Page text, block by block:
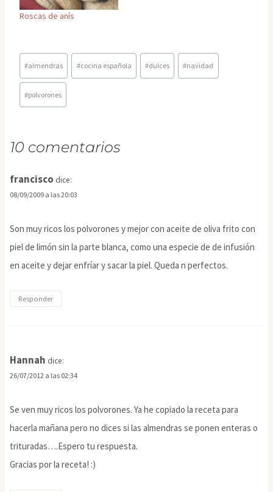
Roscas de anís
Etiquetas
de
la
#almendras #cocina española #dulces #navidad
#polvorones
10 comentarios
francisco dice:
08/09/2009 a las 20:03
Son muy ricos los polvorones y mejor con aceite de oliva frito con
piel de limón sin la parte blanca, como una especie de de infusión
en aceite y dejar enfríar y sacar la piel. Queda n perfectos.
Responder
Hannah dice:
26/07/2012 a las 02:34
Se ven muy ricos los polvorones. Ya he copiado la receta para
hacerla mañana pero no dices si las almendras se ponen enteras o
trituradas….Espero tu respuesta.
Gracias por la receta! :)